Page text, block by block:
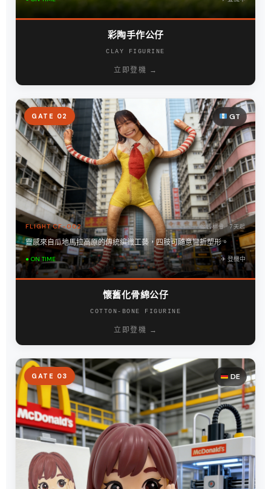
彩陶手作公仔
CLAY FIGURINE
立即登機 →
GATE 02 GT
FLIGHT CF-002 懷舊棉骨 · 7天起
靈感來自瓜地馬拉高原的傳統編織工藝，四肢可隨意彎折塑形。
● ON TIME ✈︎ 登機中
懷舊化骨綿公仔
COTTON-BONE FIGURINE
立即登機 →
GATE 03 DE